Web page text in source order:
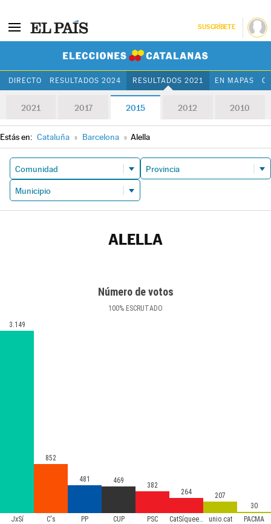
SUSCRÍBETE
DIRECTO RESULTADOS 2024 RESULTADOS 2021 EN MAPAS
2021 2017 2015 2012 2010
Estás en: Cataluña » Barcelona » Alella
ALELLA
Número de votos
100% ESCRUTADO
JxSí C's PP CUP PSC CatSíqueesPot unio.cat PACMA
3.149
852
481 469
382
264
207
30